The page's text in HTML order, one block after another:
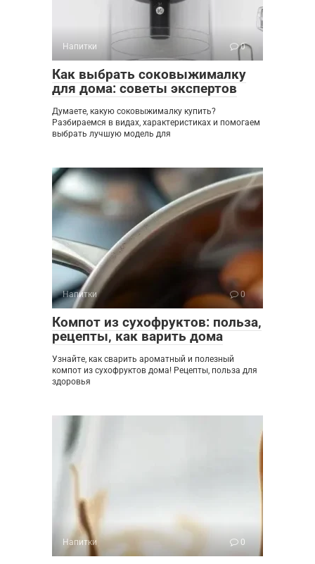
Напитки 0
Как выбрать соковыжималку
для дома: советы экспертов
Думаете, какую соковыжималку купить?
Разбираемся в видах, характеристиках и помогаем
выбрать лучшую модель для
Напитки 0
Компот из сухофруктов: польза‚
рецепты‚ как варить дома
Узнайте, как сварить ароматный и полезный
компот из сухофруктов дома! Рецепты, польза для
здоровья
Напитки 0